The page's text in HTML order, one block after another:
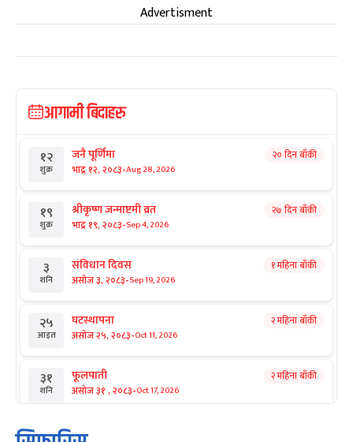
Advertisment
आगामी बिदाहरु
१२
शुक्र
जनै पूर्णिमा
भाद्र १२, २०८३-Aug 28, 2026
२० दिन बाँकी
१९
शुक्र
श्रीकृष्ण जन्माष्टमी व्रत
भाद्र १९, २०८३-Sep 4, 2026
२७ दिन बाँकी
३
शनि
संविधान दिवस
असोज ३, २०८३-Sep 19, 2026
१ महिना बाँकी
२५
आइत
घटस्थापना
असोज २५, २०८३-Oct 11, 2026
२ महिना बाँकी
३१
शनि
फूलपाती
असोज ३१ , २०८३-Oct 17, 2026
२ महिना बाँकी
१ कार्तिक सङ्क्रान्ति